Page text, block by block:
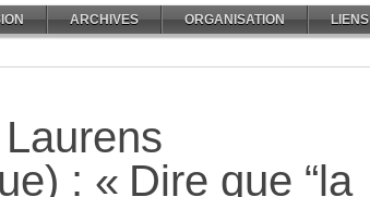
ARCHIVES ORGANISATION LIENS
: « Dire que “la